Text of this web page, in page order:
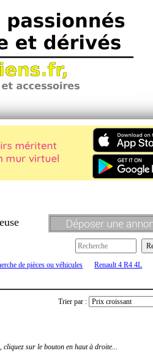
de pièces ou véhicules Renault 4 R4 4L
Trier par :
cliquez sur le bouton en haut à droite...